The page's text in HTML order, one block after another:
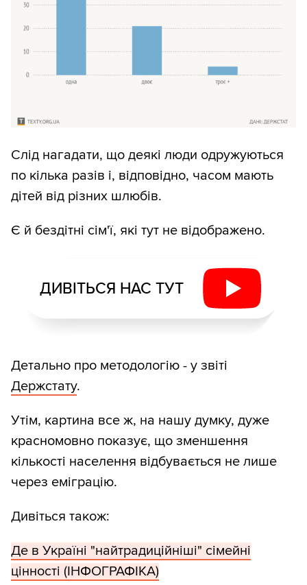
Слід нагадати, що деякі люди одружуються
по кілька разів і, відповідно, часом мають
дітей від різних шлюбів.
Є й бездітні сім'ї, які тут не відображено.
ДИВІТЬСЯ НАС ТУТ
Детально про методологію - у звіті
Держстату.
Утім, картина все ж, на нашу думку, дуже
красномовно показує, що зменшення
кількості населення відбувається не лише
через еміграцію.
Дивіться також:
Де в Україні "найтрадиційніші" сімейні
цінності (ІНФОГРАФІКА)